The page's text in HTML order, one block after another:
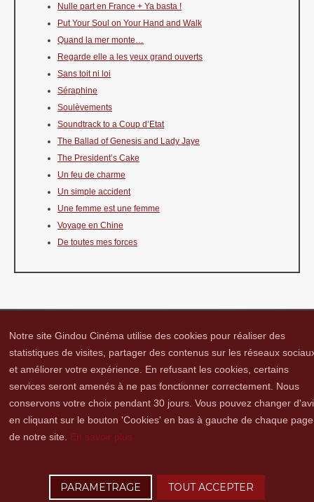
Nulle part en France + Ya basta !
Put Your Soul on Your Hand and Walk
Quand la mer monte…
Regarde elle a les yeux grand ouverts
Sans toit ni loi
Séraphine
Soulèvements
Soundtrack to a Coup d’Etat
The Ballad of Genesis and Lady Jaye
The President’s Cake
Un feu de charme
Un simple accident
Une femme est une femme
Voyage en Chine
De toutes mes forces
Gindou Cinéma Contacts Lettre d'infos Réseaux sociaux Partenaires
Copyright © 2016 Gindou Cinéma | Gindou Cinéma -Le Bourg - 46250 Gindou |
Lyncee, Infographie: PAO, Multimédia & Web Design
Notre site Gindou Cinéma utilise des cookies pour réaliser des
statistiques de visites, partager des contenus sur les réseaux
et améliorer votre expérience. En refusant les cookies, certains
services seront amenés à ne pas fonctionner correctement. Nous
conservons votre choix pendant 30 jours. Vous pouvez changer
en cliquant sur le bouton 'Cookies' en bas à gauche de chaque page
de notre site. En savoir plus
PARAMETRAGE TOUT ACCEPTER